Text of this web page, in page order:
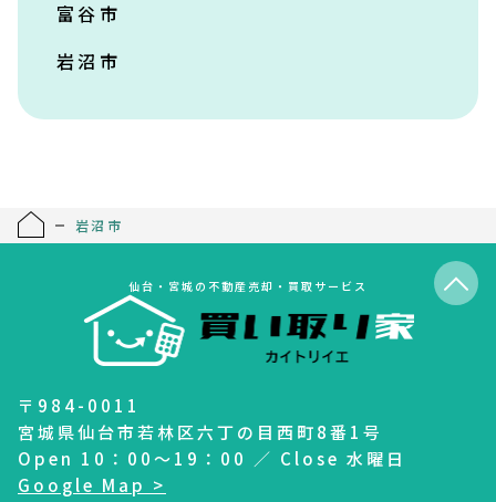
富谷市
岩沼市
岩沼市
仙台・宮城の不動産売却・買取サービス
〒984-0011
宮城県仙台市若林区六丁の目西町8番1号
Open 10：00～19：00 ／ Close 水曜日
Google Map >